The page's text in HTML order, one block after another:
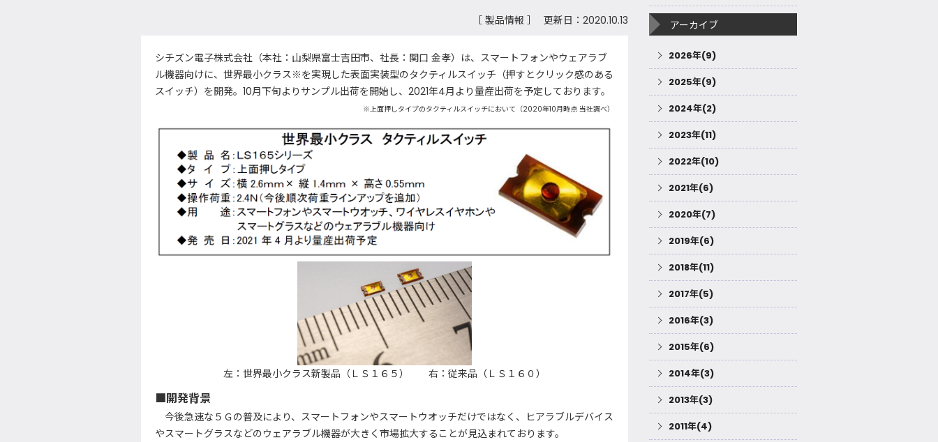
更新日：2020.10.13
［ 製品情報 ］
シチズン電子株式会社（本社：山梨県富士吉田市、社長：関口 金孝）は、スマートフォンやウェアラブ
ル機器向けに、世界最小クラス※を実現した表面実装型のタクティルスイッチ（押すとクリック感のある
スイッチ）を開発。10月下旬よりサンプル出荷を開始し、2021年4月より量産出荷を予定しております。
※上面押しタイプのタクティルスイッチにおいて（2020年10月時点 当社調べ）
左：世界最小クラス新製品（ＬＳ１６５） 右：従来品（ＬＳ１６０）
■開発背景
今後急速な５Ｇの普及により、スマートフォンやスマートウオッチだけではなく、ヒアラブルデバイス
やスマートグラスなどのウェアラブル機器が大きく市場拡大することが見込まれております。
アーカイブ
2026年(9)
2025年(9)
2024年(2)
2023年(11)
2022年(10)
2021年(6)
2020年(7)
2019年(6)
2018年(11)
2017年(5)
2016年(3)
2015年(6)
2014年(3)
2013年(3)
2011年(4)